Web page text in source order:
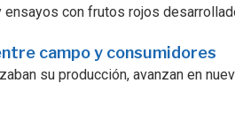
con frutos rojos
campo y consumidores
su producción, avanzan en